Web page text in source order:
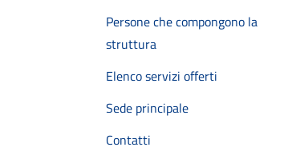
Persone che compongono la
struttura
Elenco servizi offerti
Sede principale
Contatti